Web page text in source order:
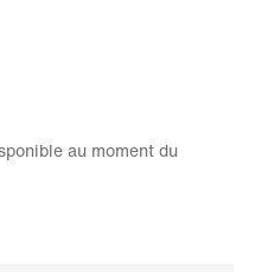
au moment du